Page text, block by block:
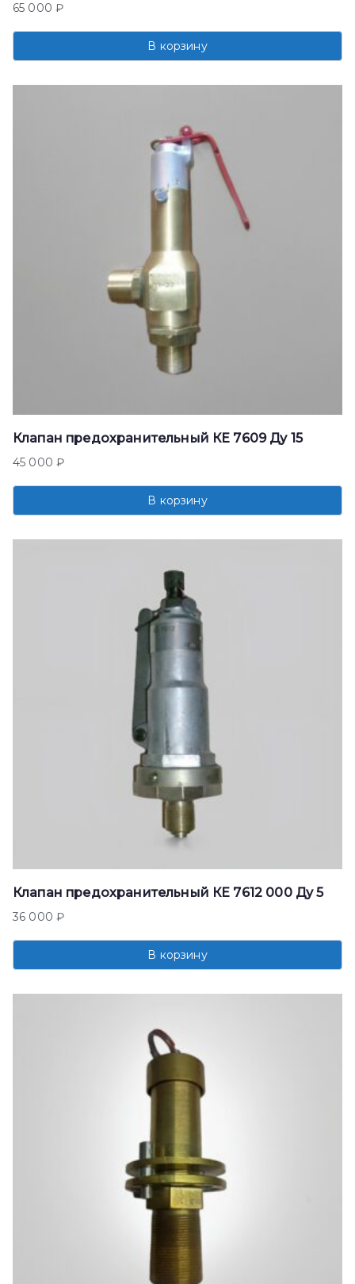
65 000₽
В корзину
Клапан предохранительный КЕ 7609 Ду 15
45 000₽
В корзину
Клапан предохранительный КЕ 7612 000 Ду 5
36 000₽
В корзину